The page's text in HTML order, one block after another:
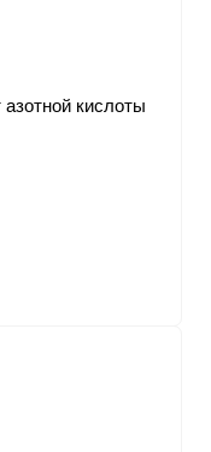
азотной кислоты